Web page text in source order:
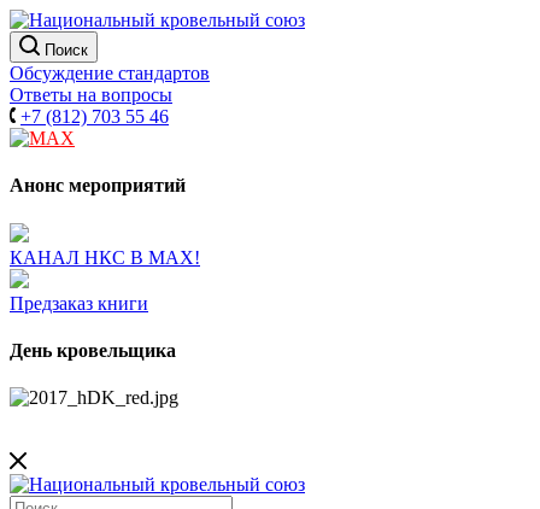
Поиск
Обсуждение стандартов
Ответы на вопросы
+7 (812) 703 55 46
Анонс мероприятий
КАНАЛ НКС В МАХ!
Предзаказ книги
День кровельщика